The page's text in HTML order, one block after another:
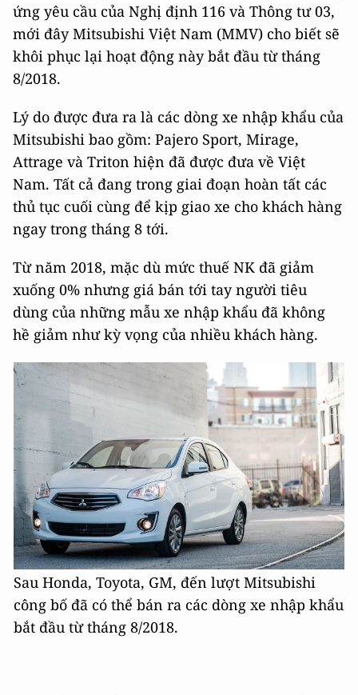
ứng yêu cầu của Nghị định 116 và Thông tư 03,
mới đây Mitsubishi Việt Nam (MMV) cho biết sẽ
khôi phục lại hoạt động này bắt đầu từ tháng
8/2018.
Lý do được đưa ra là các dòng xe nhập khẩu của
Mitsubishi bao gồm: Pajero Sport, Mirage,
Attrage và Triton hiện đã được đưa về Việt
Nam. Tất cả đang trong giai đoạn hoàn tất các
thủ tục cuối cùng để kịp giao xe cho khách hàng
ngay trong tháng 8 tới.
Từ năm 2018, mặc dù mức thuế NK đã giảm
xuống 0% nhưng giá bán tới tay người tiêu
dùng của những mẫu xe nhập khẩu đã không
hề giảm như kỳ vọng của nhiều khách hàng.
Sau Honda, Toyota, GM, đến lượt Mitsubishi
công bố đã có thể bán ra các dòng xe nhập khẩu
bắt đầu từ tháng 8/2018.